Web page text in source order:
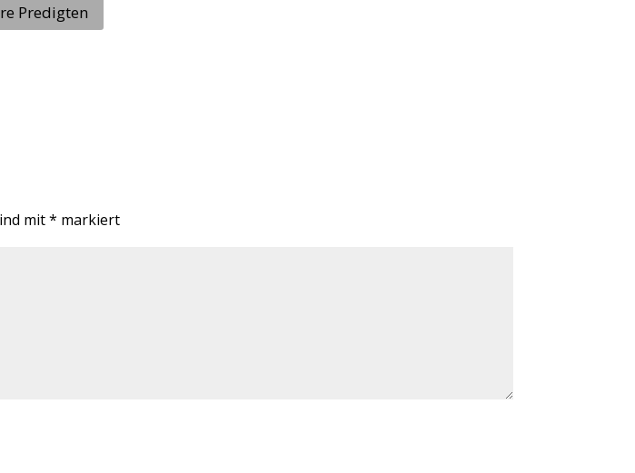
Predigten
mit* markiert